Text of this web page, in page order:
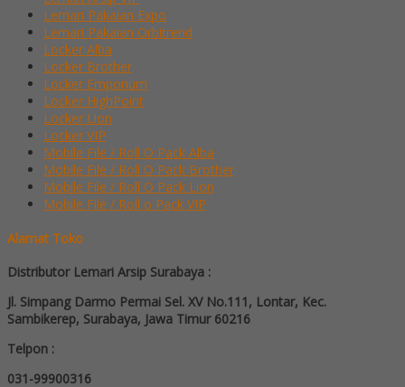
Lemari Pakaian Expo
Lemari Pakaian Orbitrend
Locker Alba
Locker Brother
Locker Emporium
Locker HighPoint
Locker Lion
Locker VIP
Mobile File / Roll O Pack Alba
Mobile File / Roll O Pack Brother
Mobile File / Roll O Pack Lion
Mobile File / Roll o Pack VIP
Alamat Toko
Distributor Lemari Arsip Surabaya :
Jl. Simpang Darmo Permai Sel. XV No.111, Lontar, Kec.
Sambikerep, Surabaya, Jawa Timur 60216
Telpon :
031-99900316